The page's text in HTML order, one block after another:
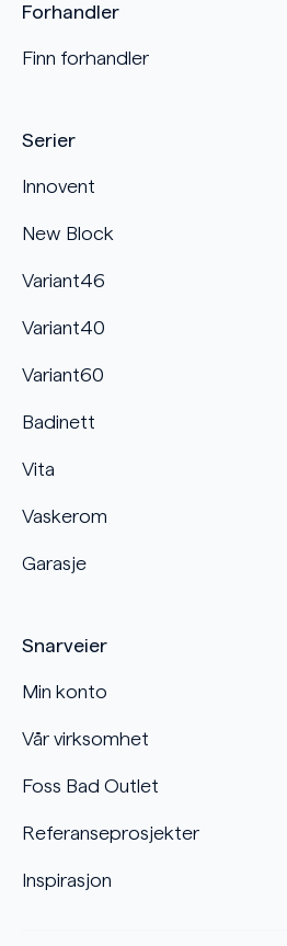
Serier
Innovent
New Block
Variant46
Variant40
Variant60
Badinett
Vita
Vaskerom
Garasje
Forhandler
Finn forhandler
Snarveier
Min konto
Vår virksomhet
Foss Bad Outlet
Referanseprosjekter
Inspirasjon